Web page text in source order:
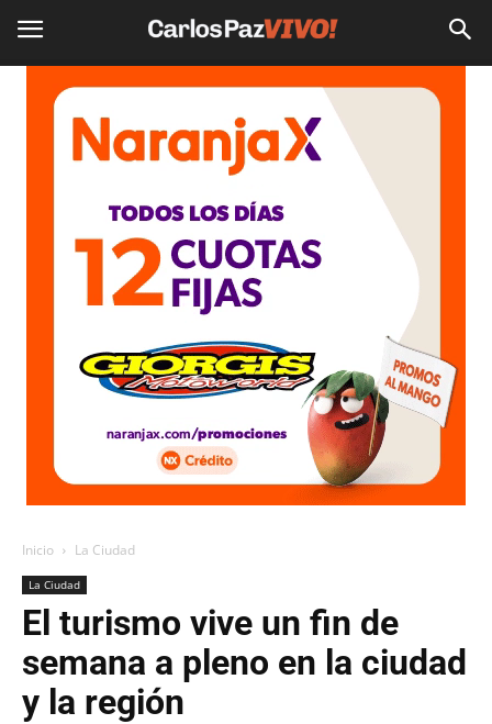
Inicio La Ciudad
La Ciudad
El turismo vive un fin de
semana a pleno en la ciudad
y la región